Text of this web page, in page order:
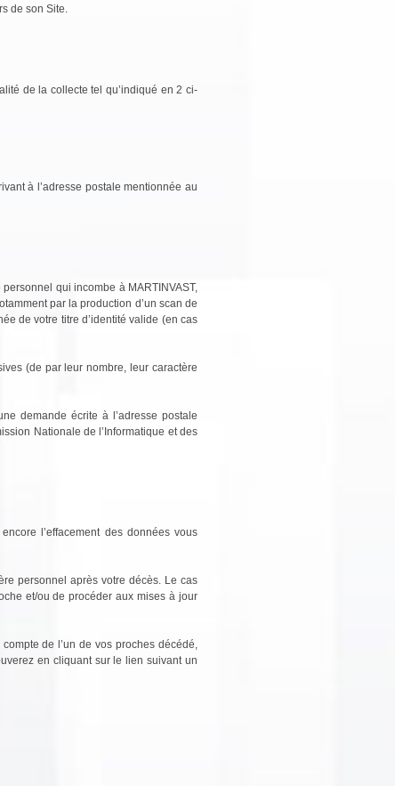
de son Site.
de la collecte tel qu’indiqué en 2 ci-
à l’adresse postale mentionnée au
qui incombe à MARTINVAST,
par la production d’un scan de
de votre titre d’identité valide (en cas
(de par leur nombre, leur caractère
demande écrite à l’adresse postale
Nationale de l’Informatique et des
l’effacement des données vous
personnel après votre décès. Le cas
et/ou de procéder aux mises à jour
de l’un de vos proches décédé,
en cliquant sur le lien suivant un